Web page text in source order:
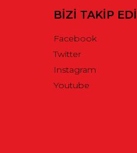
BİZİ TAKİP
Facebook
Twitter
Instagram
Youtube